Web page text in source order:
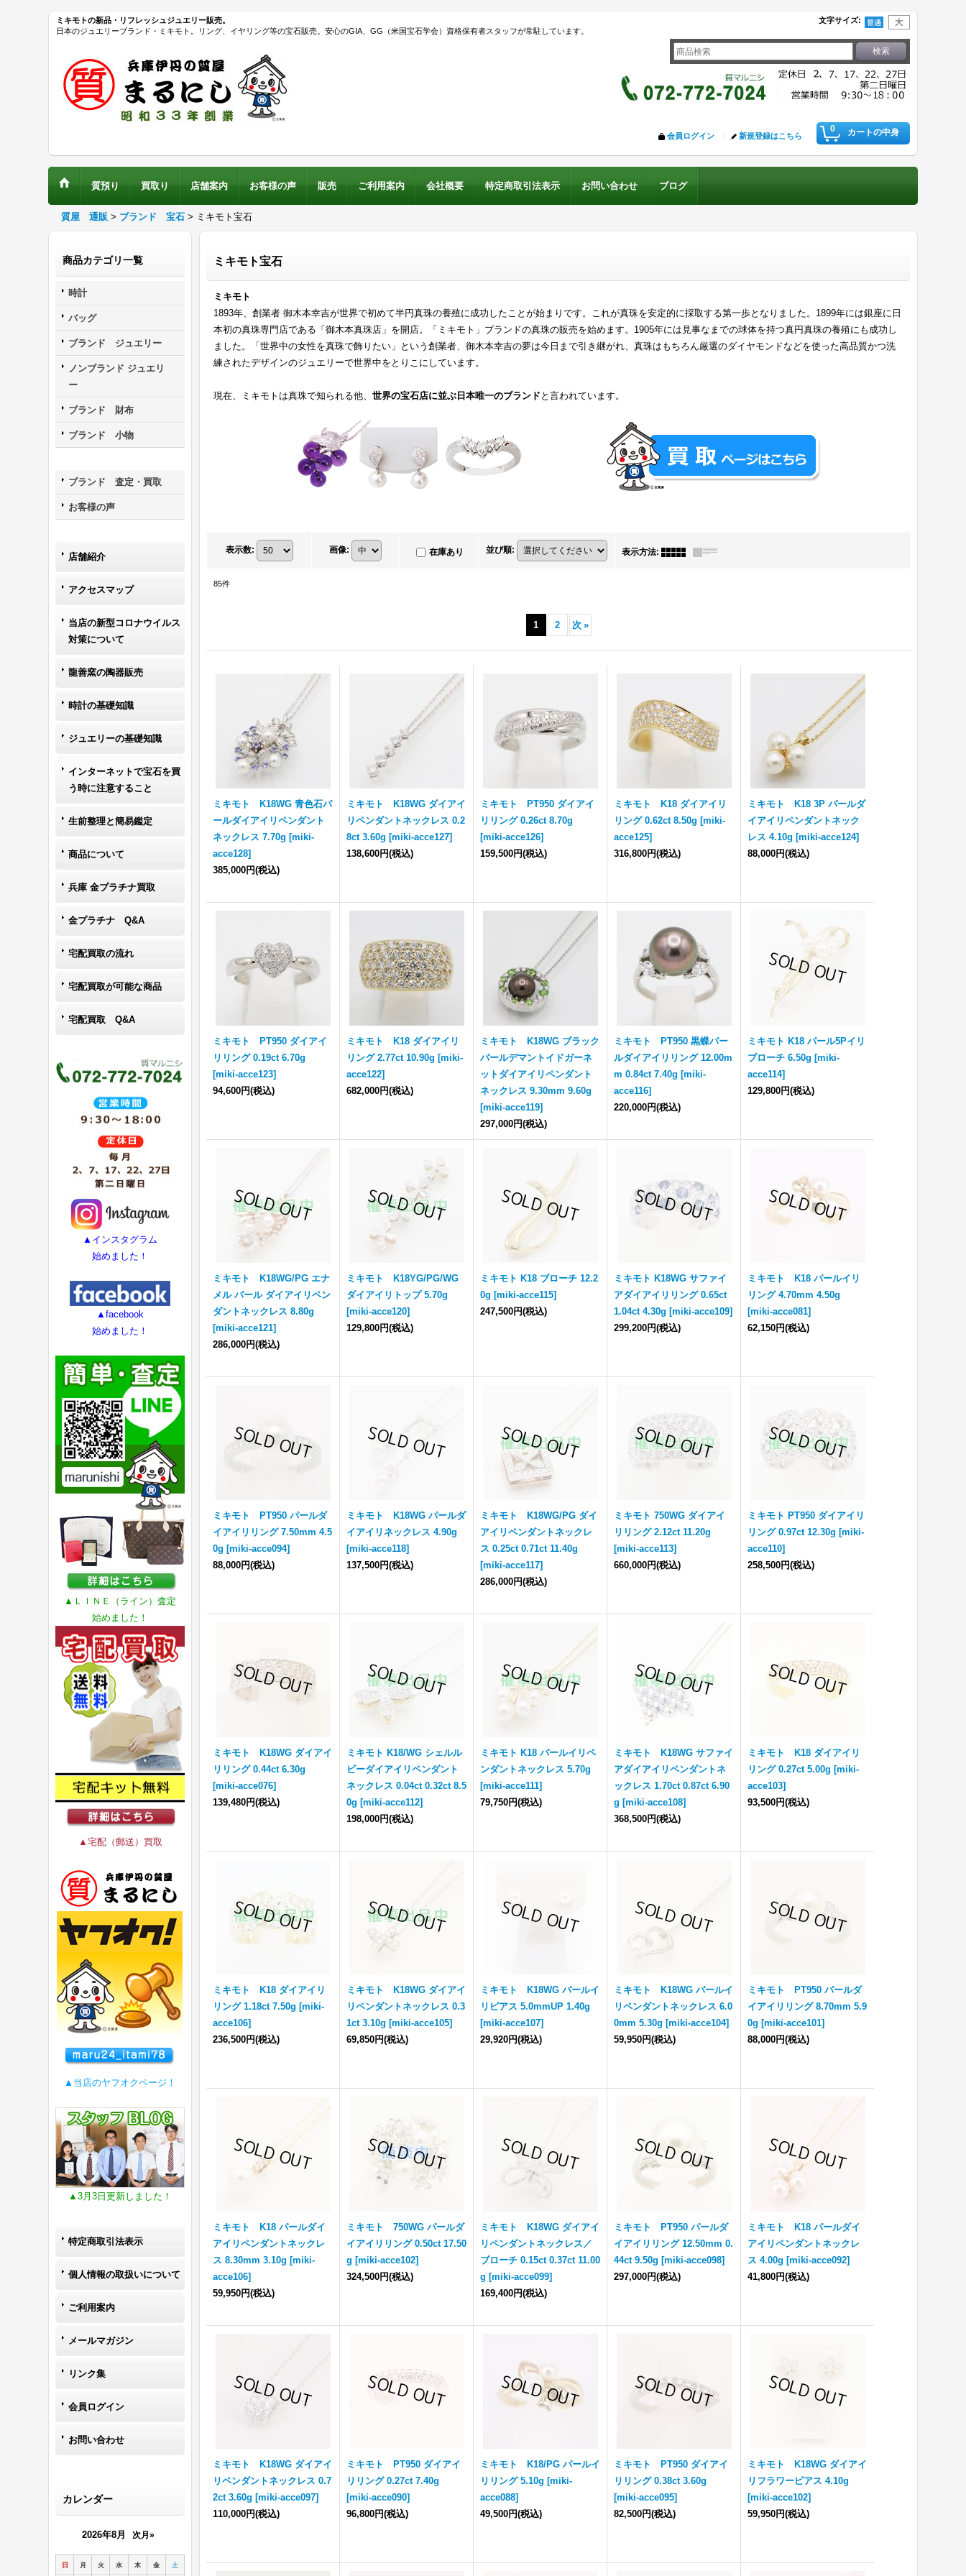
ミキモトの新品・リフレッシュジュエリー販売。
日本のジュエリーブランド・ミキモト。リング、イヤリング等の宝石販売。安心のGIA、GG（米国宝石学会）資格保有者スタッフが常駐しています。
文字サイズ:
0 カートの中身
会員ログイン 新規登録はこちら
質預り 買取り 店舗案内 お客様の声 販売 ご利用案内 会社概要 特定商取引法表示 お問い合わせ ブログ
質屋 通販 > ブランド 宝石 > ミキモト宝石
商品カテゴリ一覧
時計
バッグ
ブランド ジュエリー
ノンブランド ジュエリ
ー
ブランド 財布
ブランド 小物
ブランド 査定・買取
お客様の声
店舗紹介
アクセスマップ
当店の新型コロナウイルス
対策について
龍善窯の陶器販売
時計の基礎知識
ジュエリーの基礎知識
インターネットで宝石を買
う時に注意すること
生前整理と簡易鑑定
商品について
兵庫 金プラチナ買取
金プラチナ Q&A
宅配買取の流れ
宅配買取が可能な商品
宅配買取 Q&A
▲インスタグラム
始めました！
▲facebook
始めました！
▲ＬＩＮＥ（ライン）査定
始めました！
▲宅配（郵送）買取
▲当店のヤフオクページ！
▲3月3日更新しました！
特定商取引法表示
個人情報の取扱いについて
ご利用案内
メールマガジン
リンク集
会員ログイン
お問い合わせ
カレンダー
2026年8月 次月»
日 月 火 水 木 金 土
ミキモト宝石
ミキモト
1893年、創業者 御木本幸吉が世界で初めて半円真珠の養殖に成功したことが始まりです。これが真珠を安定的に採取する第一歩となりました。1899年には銀座に日
本初の真珠専門店である「御木本真珠店」を開店。「ミキモト」ブランドの真珠の販売を始めます。1905年には見事なまでの球体を持つ真円真珠の養殖にも成功し
ました。「世界中の女性を真珠で飾りたい」という創業者、御木本幸吉の夢は今日まで引き継がれ、真珠はもちろん厳選のダイヤモンドなどを使った高品質かつ洗
練されたデザインのジュエリーで世界中をとりこにしています。
現在、ミキモトは真珠で知られる他、世界の宝石店に並ぶ日本唯一のブランド と言われています。
表示数: 画像: 在庫あり 並び順: 表示方法:
85件
1 2 次 »
ミキモト K18WG 青色石パ
ールダイアイリペンダント
ネックレス 7.70g [miki-
acce128]
385,000円(税込)
ミキモト K18WG ダイアイ
リペンダントネックレス 0.2
8ct 3.60g [miki-acce127]
138,600円(税込)
ミキモト PT950 ダイアイ
リリング 0.26ct 8.70g
[miki-acce126]
159,500円(税込)
ミキモト K18 ダイアイリ
リング 0.62ct 8.50g [miki-
acce125]
316,800円(税込)
ミキモト K18 3P パールダ
イアイリペンダントネック
レス 4.10g [miki-acce124]
88,000円(税込)
ミキモト PT950 ダイアイ
リリング 0.19ct 6.70g
[miki-acce123]
94,600円(税込)
ミキモト K18 ダイアイリ
リング 2.77ct 10.90g [miki-
acce122]
682,000円(税込)
ミキモト K18WG ブラック
パールデマントイドガーネ
ットダイアイリペンダント
ネックレス 9.30mm 9.60g
[miki-acce119]
297,000円(税込)
ミキモト PT950 黒蝶パー
ルダイアイリリング 12.00m
m 0.84ct 7.40g [miki-
acce116]
220,000円(税込)
ミキモト K18 パール5Pイリ
ブローチ 6.50g [miki-
acce114]
129,800円(税込)
ミキモト K18WG/PG エナ
メル パール ダイアイリペン
ダントネックレス 8.80g
[miki-acce121]
286,000円(税込)
ミキモト K18YG/PG/WG
ダイアイリトップ 5.70g
[miki-acce120]
129,800円(税込)
ミキモト K18 ブローチ 12.2
0g [miki-acce115]
247,500円(税込)
ミキモト K18WG サファイ
アダイアイリリング 0.65ct
1.04ct 4.30g [miki-acce109]
299,200円(税込)
ミキモト K18 パールイリ
リング 4.70mm 4.50g
[miki-acce081]
62,150円(税込)
ミキモト PT950 パールダ
イアイリリング 7.50mm 4.5
0g [miki-acce094]
88,000円(税込)
ミキモト K18WG パールダ
イアイリネックレス 4.90g
[miki-acce118]
137,500円(税込)
ミキモト K18WG/PG ダイ
アイリペンダントネックレ
ス 0.25ct 0.71ct 11.40g
[miki-acce117]
286,000円(税込)
ミキモト 750WG ダイアイ
リリング 2.12ct 11.20g
[miki-acce113]
660,000円(税込)
ミキモト PT950 ダイアイリ
リング 0.97ct 12.30g [miki-
acce110]
258,500円(税込)
ミキモト K18WG ダイアイ
リリング 0.44ct 6.30g
[miki-acce076]
139,480円(税込)
ミキモト K18/WG シェルル
ビーダイアイリペンダント
ネックレス 0.04ct 0.32ct 8.5
0g [miki-acce112]
198,000円(税込)
ミキモト K18 パールイリペ
ンダントネックレス 5.70g
[miki-acce111]
79,750円(税込)
ミキモト K18WG サファイ
アダイアイリペンダントネ
ックレス 1.70ct 0.87ct 6.90
g [miki-acce108]
368,500円(税込)
ミキモト K18 ダイアイリ
リング 0.27ct 5.00g [miki-
acce103]
93,500円(税込)
ミキモト K18 ダイアイリ
リング 1.18ct 7.50g [miki-
acce106]
236,500円(税込)
ミキモト K18WG ダイアイ
リペンダントネックレス 0.3
1ct 3.10g [miki-acce105]
69,850円(税込)
ミキモト K18WG パールイ
リピアス 5.0mmUP 1.40g
[miki-acce107]
29,920円(税込)
ミキモト K18WG パールイ
リペンダントネックレス 6.0
0mm 5.30g [miki-acce104]
59,950円(税込)
ミキモト PT950 パールダ
イアイリリング 8.70mm 5.9
0g [miki-acce101]
88,000円(税込)
ミキモト K18 パールダイ
アイリペンダントネックレ
ス 8.30mm 3.10g [miki-
acce106]
59,950円(税込)
ミキモト 750WG パールダ
イアイリリング 0.50ct 17.50
g [miki-acce102]
324,500円(税込)
ミキモト K18WG ダイアイ
リペンダントネックレス／
ブローチ 0.15ct 0.37ct 11.00
g [miki-acce099]
169,400円(税込)
ミキモト PT950 パールダ
イアイリリング 12.50mm 0.
44ct 9.50g [miki-acce098]
297,000円(税込)
ミキモト K18 パールダイ
アイリペンダントネックレ
ス 4.00g [miki-acce092]
41,800円(税込)
ミキモト K18WG ダイアイ
リペンダントネックレス 0.7
2ct 3.60g [miki-acce097]
110,000円(税込)
ミキモト PT950 ダイアイ
リリング 0.27ct 7.40g
[miki-acce090]
96,800円(税込)
ミキモト K18/PG パールイ
リリング 5.10g [miki-
acce088]
49,500円(税込)
ミキモト PT950 ダイアイ
リリング 0.38ct 3.60g
[miki-acce095]
82,500円(税込)
ミキモト K18WG ダイアイ
リフラワーピアス 4.10g
[miki-acce102]
59,950円(税込)